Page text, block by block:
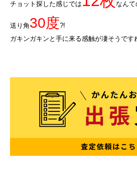
チョット探した感じでは なんて
送り角 30度?!
ガキンガキンと手に来る感触が凄そうです